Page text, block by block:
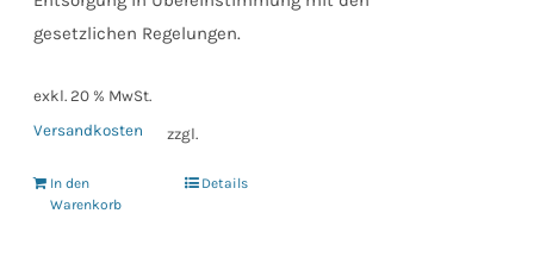
gesetzlichen Regelungen.
exkl. 20 % MwSt.
zzgl.
Versandkosten
In den
Warenkorb
Details